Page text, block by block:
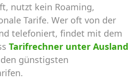
nutzt kein Roaming,
Tarife. Wer oft von der
telefoniert, findet mit dem
Tarifrechner unter Ausland
günstigsten